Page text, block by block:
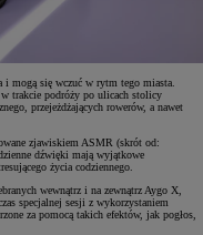
i mogą się wczuć w rytm tego miasta.
trakcie podróży po ulicach stolicy
przejeżdżających rowerów, a nawet
zjawiskiem ASMR (skrót od:
dźwięki mają wyjątkowe
życia codziennego.
wewnątrz i na zewnątrz Aygo X,
specjalnej sesji z wykorzystaniem
za pomocą takich efektów, jak pogłos,